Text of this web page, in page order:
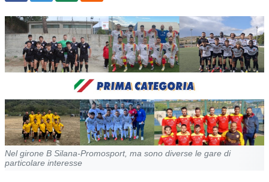
Nel girone B Silana-Promosport, ma sono diverse le gare di
particolare interesse